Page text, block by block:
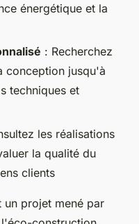
énergétique et la
: Recherchez
conception jusqu'à
techniques et
les réalisations
la qualité du
clients
un projet mené par